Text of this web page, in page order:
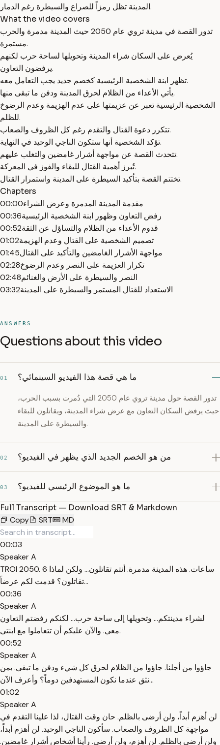
المدينة تظل رمزاً للصراع والسيطرة رغم الدمار.
What the video covers
تدور القصة في مدينة تروي عام 2050 حيث المدينة مدمرة والحرب
مستمرة.
يُعرض على السكان شراء المدينة وتحويلها لساحة حرب لكنهم
يرفضون التعاون.
تظهر ابنة الشخصية الرئيسية كخصم جديد يجب التعامل معه.
يأتي الأعداء من الظلام لحرق المدينة ودفن ما تبقى منها.
الشخصية الرئيسية تعبر عن عزيمتها على عدم الهزيمة وعدم الرضوخ
للظلم.
تتكرر دعوة القتال والتقدم رغم كل الظروف والصعاب.
تؤكد الشخصية أنها ستكون الناجي الوحيد في النهاية.
تتحدث القصة عن مواجهة أشرار غامضين والتغلب عليهم.
تُبرز أهمية القتال للبقاء والفوز في المعركة.
تختتم القصة بتأكيد السيطرة على المدينة واستمرار القتال.
Chapters
00:00مقدمة المدينة المدمرة وعرض الشراء
00:36رفض التعاون وظهور ابنة الشخصية الرئيسية
00:52قدوم الأعداء من الظلام والتساؤل عن الثقة
01:02تصميم الشخصية على القتال وعدم الهزيمة
01:45مواجهة الأشرار الغامضين والتأكيد على القتال
02:28تكرار العزيمة على النصر وعدم الرضوخ
02:48النصر والسيطرة على الأرض والغنائم
03:32الاستعداد للقتال المستمر والسيطرة على المدينة
ANSWERS
Questions about this video
01 ما هي قصة هذا الفيديو السينمائي؟
تدور القصة حول مدينة تروي عام 2050 التي دُمرت بسبب الحرب،
حيث يرفض السكان التعاون مع عرض شراء المدينة، ويقاتلون للبقاء
والسيطرة على المدينة.
02 من هو الخصم الجديد الذي يظهر في الفيديو؟
03 ما هو الموضوع الرئيسي للفيديو؟
Full Transcript — Download SRT & Markdown
Copy
SRT MD
00:03
Speaker A
TROI 2050. 6 ساعات. هذه المدينة مدمرة. أنتم تقاتلون... ولكن لماذا
تقاتلون؟ قدمت لكم عرضاً...
00:36
Speaker A
لشراء مدينتكم... وتحويلها إلى ساحة حرب... لكنكم رفضتم التعاون
معي. والآن عليكم أن تتعاملوا مع ابنتي.
00:52
Speaker A
جاؤوا من أجلنا. جاؤوا من الظلام لحرق كل شيء ودفن ما تبقى. بمن
نثق عندما نكون المستهدفين دوماً؟ وأعرف الآن...
01:02
Speaker A
لن أهزم أبداً، ولن أرضى بالظلم. حان وقت القتال، لذا علينا التقدم في
مواجهة كل الظروف والصعاب. سأكون الناجي الوحيد. لن أهزم أبداً،
ولن أرضى بالظلم. لن أهزم، ولن أرضى. رأينا أشخاص أشرار غامضين.